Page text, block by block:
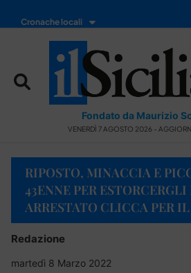
Cronache locali
Fondato da Maurizio
VENERDÌ 7 AGOSTO 2026 -
RIPOSTO, MINACCIA E
43ENNE PER
ARRESTATO CLICCA PER
Redazione
martedì 8 Marzo 2022